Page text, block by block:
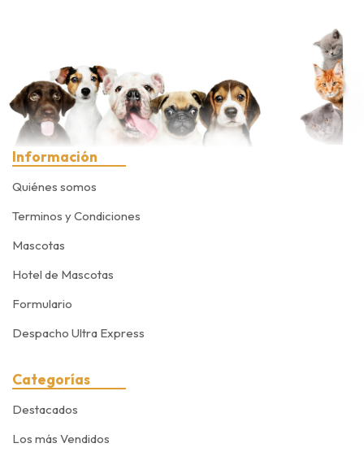
Información
Quiénes somos
Terminos y Condiciones
Mascotas
Hotel de Mascotas
Formulario
Despacho Ultra Express
Categorías
Destacados
Los más Vendidos